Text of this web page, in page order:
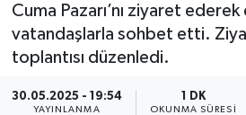
Cuma Pazarı’nı ziyaret
vatandaşlarla sohbet etti.
toplantısı düzenledi.
30.05.2025 - 19:54
YAYINLANMA
1 DK
OKUNMA SÜRESI
BİLİM VE TEKNOLOJİ
EĞİTİM
GENEL
Tüm Manşetler
Son Dakika Haberleri
Haber Arşivi